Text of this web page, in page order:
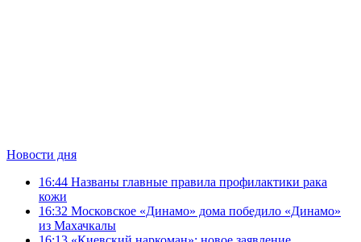
Новости дня
16:44 Названы главные правила профилактики рака
кожи
16:32 Московское «Динамо» дома победило «Динамо»
из Махачкалы